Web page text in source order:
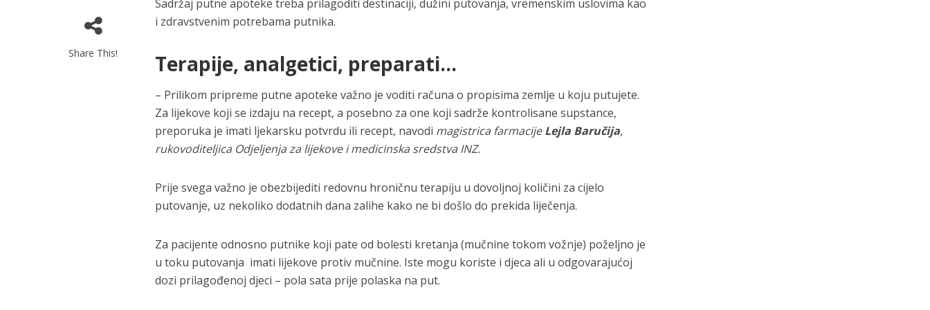
Share This!
Sadržaj putne apoteke treba prilagoditi destinaciji, dužini putovanja, vremenskim uslovima kao
i zdravstvenim potrebama putnika.
Terapije, analgetici, preparati…
– Prilikom pripreme putne apoteke važno je voditi računa o propisima zemlje u koju putujete.
Za lijekove koji se izdaju na recept, a posebno za one koji sadrže kontrolisane supstance,
preporuka je imati ljekarsku potvrdu ili recept, navodi magistrica farmacijeLejla Baručija,
rukovoditeljica Odjeljenja za lijekove i medicinska sredstva INZ.
Prije svega važno je obezbijediti redovnu hroničnu terapiju u dovoljnoj količini za cijelo
putovanje, uz nekoliko dodatnih dana zalihe kako ne bi došlo do prekida liječenja.
Za pacijente odnosno putnike koji pate od bolesti kretanja (mučnine tokom vožnje) poželjno je
u toku putovanja imati lijekove protiv mučnine. Iste mogu koriste i djeca ali u odgovarajućoj
dozi prilagođenoj djeci – pola sata prije polaska na put.